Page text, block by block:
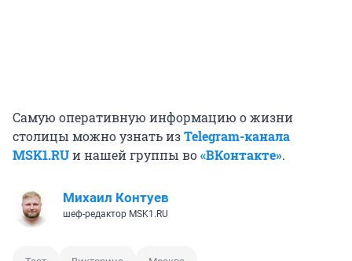
Самую оперативную информацию о жизни
столицы можно узнать изTelegram-канала
MSK1.RUи нашей группы во«ВКонтакте».
Михаил Контуев
шеф-редактор MSK1.RU